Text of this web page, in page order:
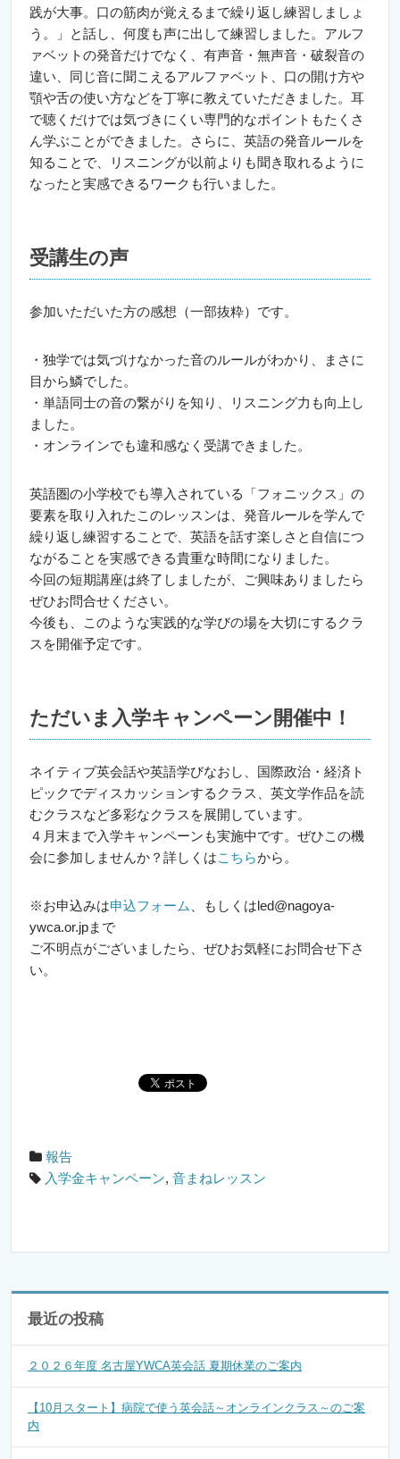
践が大事。口の筋肉が覚えるまで繰り返し練習しましょ
う。」と話し、何度も声に出して練習しました。アルフ
ァベットの発音だけでなく、有声音・無声音・破裂音の
違い、同じ音に聞こえるアルファベット、口の開け方や
顎や舌の使い方などを丁寧に教えていただきました。耳
で聴くだけでは気づきにくい専門的なポイントもたくさ
ん学ぶことができました。さらに、英語の発音ルールを
知ることで、リスニングが以前よりも聞き取れるように
なったと実感できるワークも行いました。
受講生の声
参加いただいた方の感想（一部抜粋）です。
・独学では気づけなかった音のルールがわかり、まさに
目から鱗でした。
・単語同士の音の繋がりを知り、リスニング力も向上し
ました。
・オンラインでも違和感なく受講できました。
英語圏の小学校でも導入されている「フォニックス」の
要素を取り入れたこのレッスンは、発音ルールを学んで
繰り返し練習することで、英語を話す楽しさと自信につ
ながることを実感できる貴重な時間になりました。
今回の短期講座は終了しましたが、ご興味ありましたら
ぜひお問合せください。
今後も、このような実践的な学びの場を大切にするクラ
スを開催予定です。
ただいま入学キャンペーン開催中！
ネイティブ英会話や英語学びなおし、国際政治・経済ト
ピックでディスカッションするクラス、英文学作品を読
むクラスなど多彩なクラスを展開しています。
４月末まで入学キャンペーンも実施中です。ぜひこの機
会に参加しませんか？詳しくはこちらから。
※お申込みは申込フォーム
、もしくはled@nagoya-
ywca.or.jpまで
ご不明点がございましたら、ぜひお気軽にお問合せ下さ
い。
報告
入学金キャンペーン, 音まねレッスン
最近の投稿
２０２６年度 名古屋YWCA英会話 夏期休業のご案内
【10月スタート】病院で使う英会話～オンラインクラス～のご案
内